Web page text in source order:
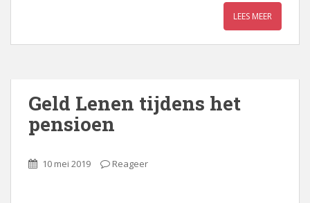
LEES MEER
Geld Lenen tijdens het
pensioen
10 mei 2019 Reageer